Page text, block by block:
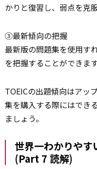
かりと復習し、弱点を克
③最新傾向の把握
最新版の問題集を使用す
を把握することができます
TOEICの出題傾向はアッ
集を購入する際にはでき
ましょう。
世界一わかりやす
(Part 7 読解)